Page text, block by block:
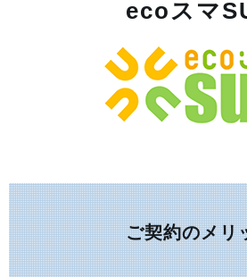
ecoスマ
ご契約のメリ